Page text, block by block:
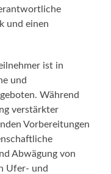
und einen
ist in
und
Während
verstärkter
Vorbereitungen
Abwägung von
Ufer- und